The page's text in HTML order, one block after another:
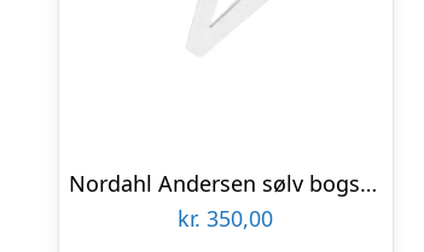
Nordahl Andersen sølv bogstav V
kr. 350,00